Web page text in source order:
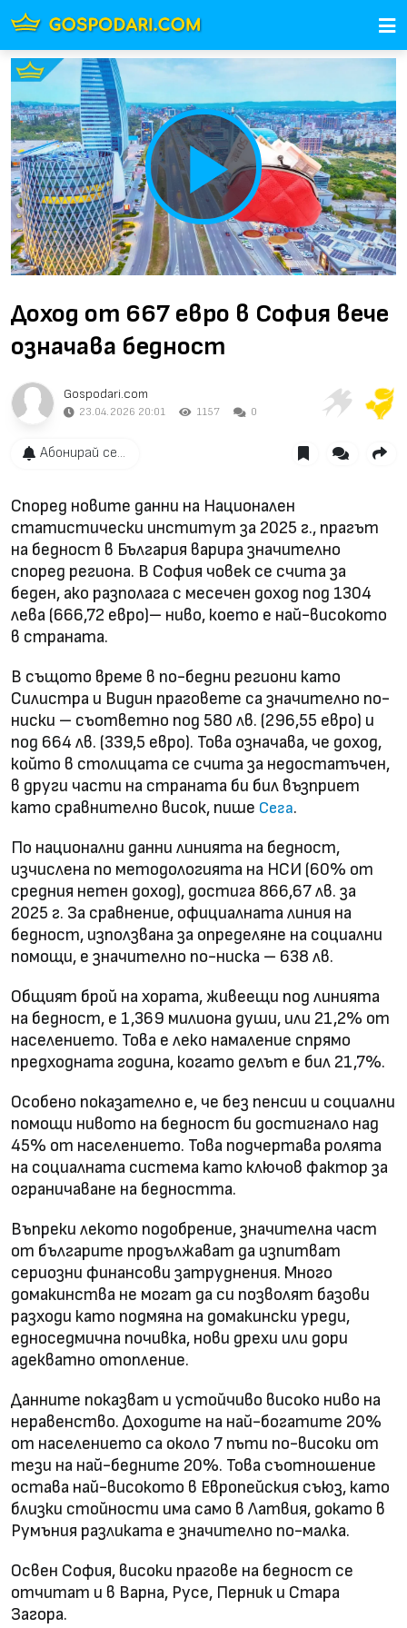
Play
Video
Доход от 667 евро в София вече
означава бедност
Gospodari.com
23.04.2026 20:01 1157 0
Абонирай се...
Според новите данни на Национален
статистически институт за 2025 г., прагът
на бедност в България варира значително
според региона. В София човек се счита за
беден, ако разполага с месечен доход под 1304
лева (666,72 евро)– ниво, което е най-високото
в страната.
В същото време в по-бедни региони като
Силистра и Видин праговете са значително по-
ниски – съответно под 580 лв. (296,55 евро) и
под 664 лв. (339,5 евро). Това означава, че доход,
който в столицата се счита за недостатъчен,
в други части на страната би бил възприет
като сравнително висок, пише Сега.
По национални данни линията на бедност,
изчислена по методологията на НСИ (60% от
средния нетен доход), достига 866,67 лв. за
2025 г. За сравнение, официалната линия на
бедност, използвана за определяне на социални
помощи, е значително по-ниска – 638 лв.
Общият брой на хората, живеещи под линията
на бедност, е 1,369 милиона души, или 21,2% от
населението. Това е леко намаление спрямо
предходната година, когато делът е бил 21,7%.
Особено показателно е, че без пенсии и социални
помощи нивото на бедност би достигнало над
45% от населението. Това подчертава ролята
на социалната система като ключов фактор за
ограничаване на бедността.
Въпреки лекото подобрение, значителна част
от българите продължават да изпитват
сериозни финансови затруднения. Много
домакинства не могат да си позволят базови
разходи като подмяна на домакински уреди,
едноседмична почивка, нови дрехи или дори
адекватно отопление.
Данните показват и устойчиво високо ниво на
неравенство. Доходите на най-богатите 20%
от населението са около 7 пъти по-високи от
тези на най-бедните 20%. Това съотношение
остава най-високото в Европейския съюз, като
близки стойности има само в Латвия, докато в
Румъния разликата е значително по-малка.
Освен София, високи прагове на бедност се
отчитат и в Варна, Русе, Перник и Стара
Загора.